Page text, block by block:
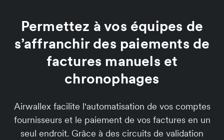
Permettez à vos équipes de
s’affranchir des paiements de
factures manuels et
chronophages
Airwallex facilite l'automatisation de vos comptes
fournisseurs et le paiement de vos factures en un
seul endroit. Grâce à des circuits de validation